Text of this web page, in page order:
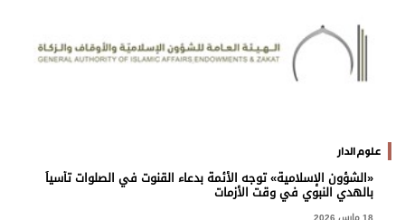
علوم الدار
«الشؤون الإسلامية» توجه الأئمة بدعاء القنوت في الصلوات تأسياً
بالهدي النبوي في وقت الأزمات